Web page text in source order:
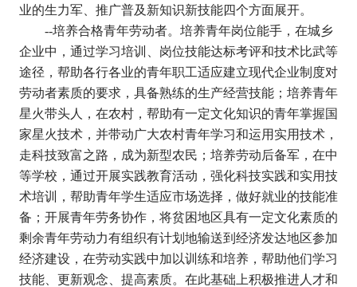
业的生力军、推广普及新知识新技能四个方面展开。
--培养合格青年劳动者。培养青年岗位能手，在城乡
企业中，通过学习培训、岗位技能达标考评和技术比武等
途径，帮助各行各业的青年职工适应建立现代企业制度对
劳动者素质的要求，具备熟练的生产经营技能；培养青年
星火带头人，在农村，帮助有一定文化知识的青年掌握国
家星火技术，并带动广大农村青年学习和运用实用技术，
走科技致富之路，成为新型农民；培养劳动后备军，在中
等学校，通过开展实践教育活动，强化科技实践和实用技
术培训，帮助青年学生适应市场选择，做好就业的技能准
备；开展青年劳务协作，将贫困地区具有一定文化素质的
剩余青年劳动力有组织有计划地输送到经济发达地区参加
经济建设，在劳动实践中加以训练和培养，帮助他们学习
技能、更新观念、提高素质。在此基础上积极推进人才和